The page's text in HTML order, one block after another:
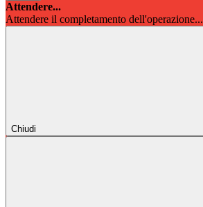
Attendere...
Attendere il completamento dell'operazione...
Chiudi